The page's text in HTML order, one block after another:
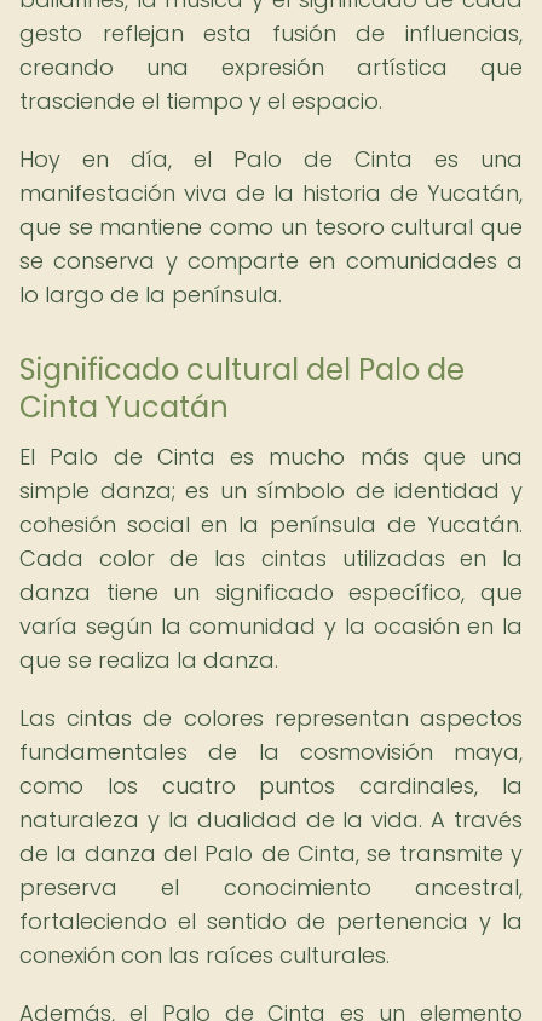
gesto reflejan esta fusión de influencias,
creando una expresión artística que
trasciende el tiempo y el espacio.
Hoy en día, el Palo de Cinta es una
manifestación viva de la historia de Yucatán,
que se mantiene como un tesoro cultural que
se conserva y comparte en comunidades a
lo largo de la península.
Significado cultural del Palo de
Cinta Yucatán
El Palo de Cinta es mucho más que una
simple danza; es un símbolo de identidad y
cohesión social en la península de Yucatán.
Cada color de las cintas utilizadas en la
danza tiene un significado específico, que
varía según la comunidad y la ocasión en la
que se realiza la danza.
Las cintas de colores representan aspectos
fundamentales de la cosmovisión maya,
como los cuatro puntos cardinales, la
naturaleza y la dualidad de la vida. A través
de la danza del Palo de Cinta, se transmite y
preserva el conocimiento ancestral,
fortaleciendo el sentido de pertenencia y la
conexión con las raíces culturales.
Además, el Palo de Cinta es un elemento